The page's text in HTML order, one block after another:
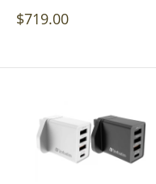
特
$719.00